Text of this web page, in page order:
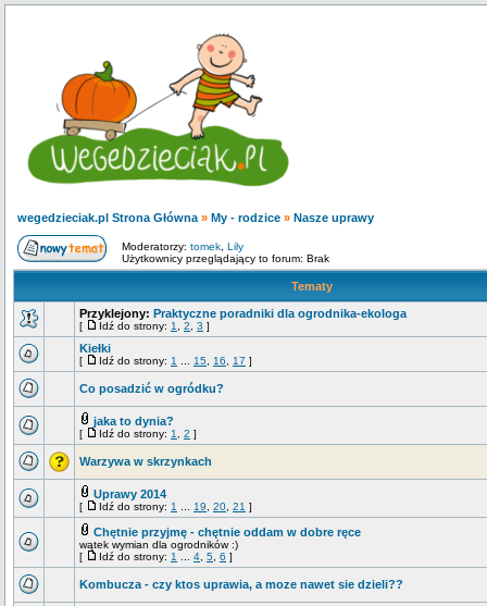
wegedzieciak.pl Strona Główna » My - rodzice » Nasze uprawy
Moderatorzy: tomek Lily
Użytkownicy przeglądający to forum: Brak
Tematy
Przyklejony: Praktyczne poradniki dla ogrodnika-ekologa
[ Idź do strony: 1 2 3 ]
Kiełki
[ Idź do strony: 1 15 16 17 ]
Co posadzić w ogródku?
jaka to dynia?
[ Idź do strony: 1 2 ]
Warzywa w skrzynkach
Uprawy 2014
[ Idź do strony: 1 19 20 21 ]
Chętnie przyjmę - chętnie oddam w dobre ręce
wątek wymian dla ogrodników :)
[
Idź do strony: 1 4 5 6 ]
Kombucza - czy ktos uprawia, a moze nawet sie dzieli??